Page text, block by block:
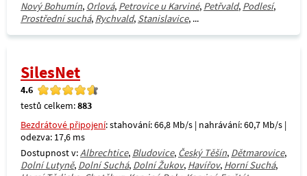
Nový Bohumín, Orlová, Petrovice u Karviné, Petřvald, Podlesí,
Prostřední suchá, Rychvald, Stanislavice, ...
SilesNet
4.6
testů celkem:883
Bezdrátové připojení: stahování: 66,8 Mb/s | nahrávání: 60,7 Mb/s |
odezva: 17,6 ms
Dostupnost v:Albrechtice, Bludovice, Český Těšín, Dětmarovice,
Dolní Lutyně, Dolní Suchá, Dolní Žukov, Havířov, Horní Suchá,